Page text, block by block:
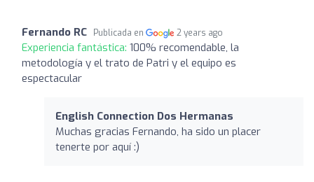
Fernando RC Publicada en 2 years ago
Experiencia fantástica: 100% recomendable, la
metodología y el trato de Patri y el equipo es
espectacular
English Connection Dos Hermanas
Muchas gracias Fernando, ha sido un placer
tenerte por aquí :)